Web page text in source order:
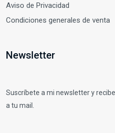
Aviso de Privacidad
Condiciones generales de venta
Newsletter
Suscríbete a mi newsletter y
a tu mail.